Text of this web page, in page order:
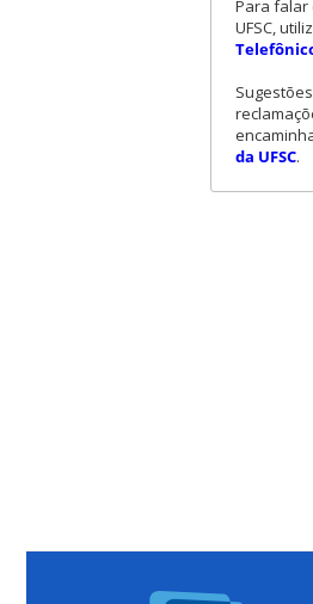
Para falar
UFSC,
da UFSC.